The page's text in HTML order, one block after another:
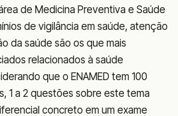
de Medicina Preventiva e Saúde
de vigilância em saúde, atenção
da saúde são os que mais
relacionados à saúde
que o ENAMED tem 100
1 a 2 questões sobre este tema
concreto em um exame